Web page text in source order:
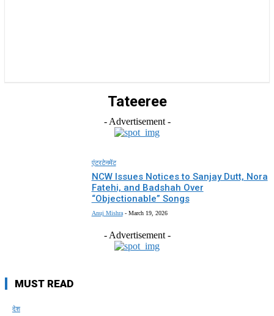
Tateeree
- Advertisement -
एंटरटेनमेंट
NCW Issues Notices to Sanjay Dutt, Nora
Fatehi, and Badshah Over
“Objectionable” Songs
Anuj Mishra - March 19, 2026
- Advertisement -
MUST READ
देश